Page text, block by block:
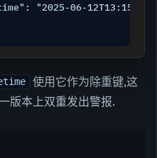
"2025-06-
使用它作为除重键,这
版本上双重发出警报.